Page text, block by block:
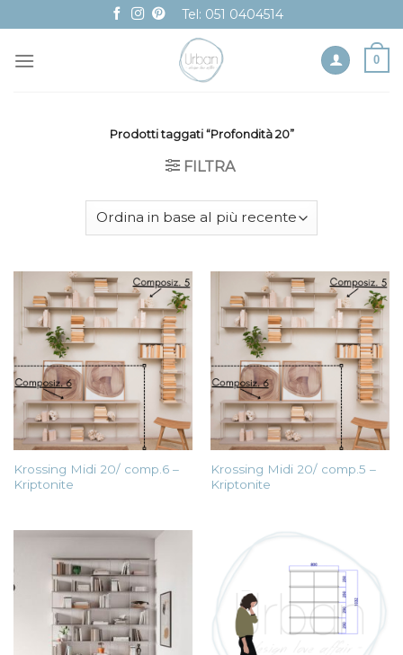
to
content
Tel: 051 0404514
0
Prodotti taggati “Profondità 20”
FILTRA
Krossing Midi 20/ comp.6 –
Kriptonite
Krossing Midi 20/ comp.5 –
Kriptonite